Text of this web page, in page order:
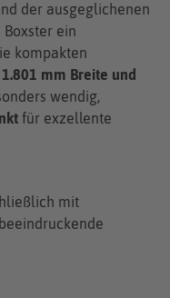
der ausgeglichenen
ein
kompakten
mm Breite und
wendig,
für exzellente
mit